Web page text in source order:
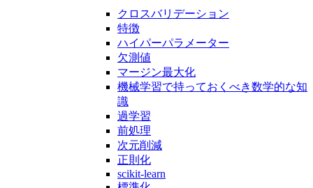
クロスバリデーション
特徴
ハイパーパラメーター
欠測値
マージン最大化
機械学習で持っておくべき数学的な知
識
過学習
前処理
次元削減
正則化
scikit-learn